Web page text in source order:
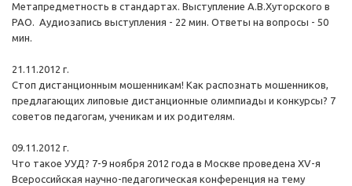
Метапредметность в стандартах. Выступление А.В.Хуторского в
РАО. Аудиозапись выступления - 22 мин. Ответы на вопросы - 50
мин.
21.11.2012 г.
Стоп дистанционным мошенникам! Как распознать мошенников,
предлагающих липовые дистанционные олимпиады и конкурсы? 7
советов педагогам, ученикам и их родителям.
09.11.2012 г.
Что такое УУД? 7-9 ноября 2012 года в Москве проведена XV-я
Всероссийская научно-педагогическая конференция на тему